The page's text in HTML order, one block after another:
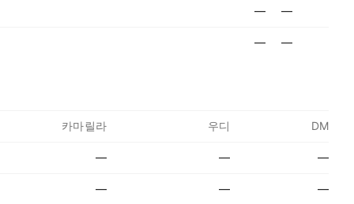
— —
— —
카마릴라 우디 DM
— — —
— — —